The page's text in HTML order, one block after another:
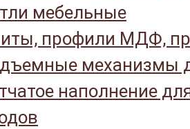
мебельные
профили МДФ,
механизмы
наполнение